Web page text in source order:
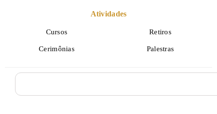
Atividades
Cursos Retiros
Cerimônias Palestras